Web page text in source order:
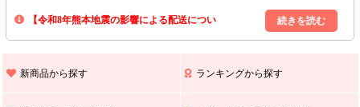
8/13(木)～8/16(日)の間｢出荷業務・お問い合わせ業務｣はお休みいたしま
上記期間中のご注文・お問い合わせは8/17(月)以降の対応となりますので
【令和8年熊本地震の影響による配送につい
また､ 九州全域でお荷物のお届けに遅延が生じております｡
新商品から探す ランキングから探す